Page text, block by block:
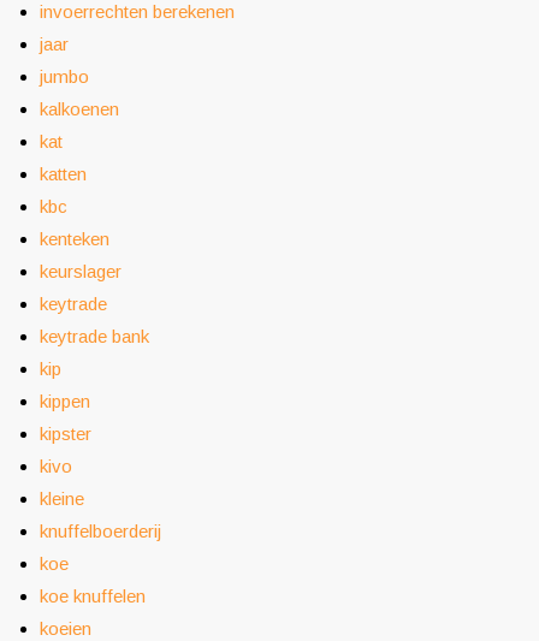
invoerrechten berekenen
jaar
jumbo
kalkoenen
kat
katten
kbc
kenteken
keurslager
keytrade
keytrade bank
kip
kippen
kipster
kivo
kleine
knuffelboerderij
koe
koe knuffelen
koeien